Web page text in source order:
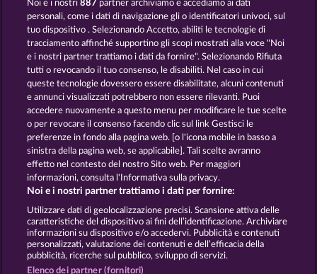
FANCY FRUITS 5 EMBER WILDS
Termini e condizioni
Informativa sulla privacy Note legali
Società FAQ Facebook
Invia richiesta di recesso
Noi e i nostri887 partner archiviamo e accediamo ai dati
personali, come i dati di navigazione gli o identificatori univoci, sul
tuo dispositivo . Selezionando Accetto, abiliti le tecnologie di
tracciamento affinché supportino gli scopi mostrati alla voce "Noi
e i nostri partner trattiamo i dati da fornire". Selezionando Rifiuta
tutti o revocando il tuo consenso, le disabiliti. Nel caso in cui
queste tecnologie dovessero essere disabilitate, alcuni contenuti
e annunci visualizzati potrebbero non essere rilevanti. Puoi
accedere nuovamente a questo menu per modificare le tue scelte
o per revocare il consenso facendo clic sul link Gestisci le
preferenze in fondo alla pagina web. [o l'icona mobile in basso a
sinistra della pagina web, se applicabile]. Tali scelte avranno
effetto nel contesto del nostro Sito web. Per maggiori
informazioni, consulta l'Informativa sulla privacy.
Noi e i nostri partner trattiamo i dati per fornire:
Utilizzare dati di geolocalizzazione precisi. Scansione attiva delle
caratteristiche del dispositivo ai fini dell’identificazione. Archiviare
informazioni su dispositivo e/o accedervi. Pubblicità e contenuti
personalizzati, valutazione dei contenuti e dell’efficacia della
pubblicità, ricerche sul pubblico, sviluppo di servizi.
Elenco dei partner (fornitori)